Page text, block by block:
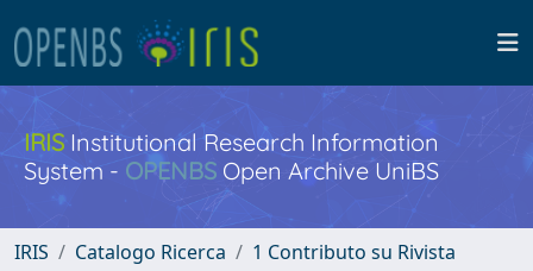
IRISInstitutional Research Information
System - OPENBS Open Archive UniBS
IRIS Catalogo Ricerca
1 Contributo su Rivista